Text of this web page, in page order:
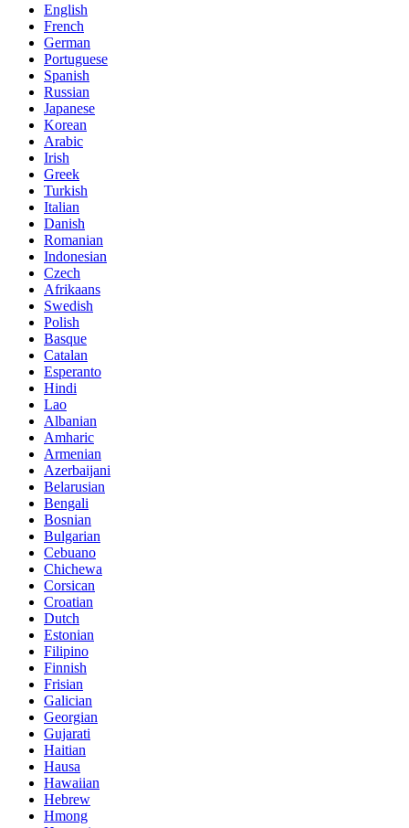
English
French
German
Portuguese
Spanish
Russian
Japanese
Korean
Arabic
Irish
Greek
Turkish
Italian
Danish
Romanian
Indonesian
Czech
Afrikaans
Swedish
Polish
Basque
Catalan
Esperanto
Hindi
Lao
Albanian
Amharic
Armenian
Azerbaijani
Belarusian
Bengali
Bosnian
Bulgarian
Cebuano
Chichewa
Corsican
Croatian
Dutch
Estonian
Filipino
Finnish
Frisian
Galician
Georgian
Gujarati
Haitian
Hausa
Hawaiian
Hebrew
Hmong